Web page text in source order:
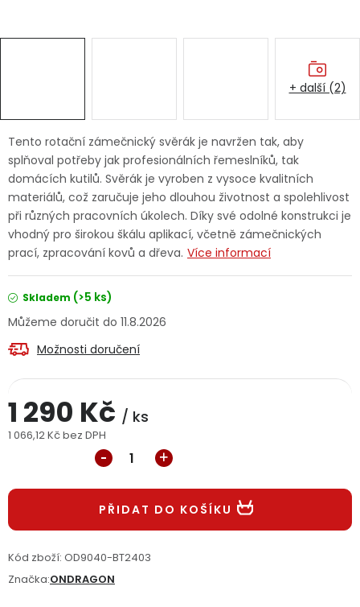
Jaký je aktuální stav mé objednávky?
Velkoobchodní spolupráce (B2B) Prodejna nářadí
Servis nářadí
Doprava a platba Váš zákaznický účet
PODPORA
Reklamační formulář
Obchodní podmínky
Podmínky ochrany osobních údajů
Tento rotační zámečnický svěrák je navržen tak, aby
splňoval potřeby jak profesionálních řemeslníků, tak
domácích kutilů. Svěrák je vyroben z vysoce kvalitních
materiálů, což zaručuje jeho dlouhou životnost a spolehlivost
při různých pracovních úkolech. Díky své odolné konstrukci je
vhodný pro širokou škálu aplikací, včetně zámečnických
prací, zpracování kovů a dřeva. Více informací
Skladem (>5 ks)
11.8.2026
Možnosti doručení
1 290 Kč / ks
1 066,12 Kč bez DPH
PŘIDAT DO KOŠÍKU
Kód zboží: OD9040-BT2403
Značka:ONDRAGON
+ další (2)